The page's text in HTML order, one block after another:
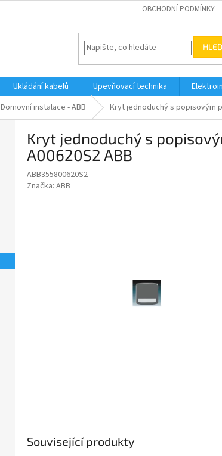
OBCHODNÍ PODMÍNKY
Ukládání kabelů Upevňovací technika
Domovní instalace - ABB Kryt jednoduchý s popisovým
Kryt jednoduchý s
A00620S2 ABB
ABB355800620S2
Značka: ABB
Související produkty